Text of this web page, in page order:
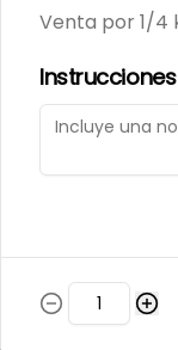
Mortadela
Venta por 1/4